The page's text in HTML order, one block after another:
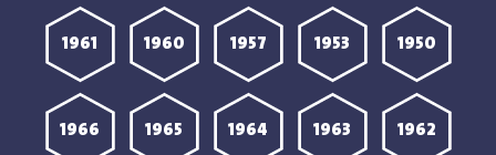
1950
1953
1957
1960
1961
1962
1963
1964
1965
1966